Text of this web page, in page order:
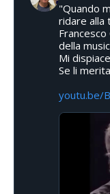
"Quando
ridare alla
della
Mi
Se li
youtu.be/